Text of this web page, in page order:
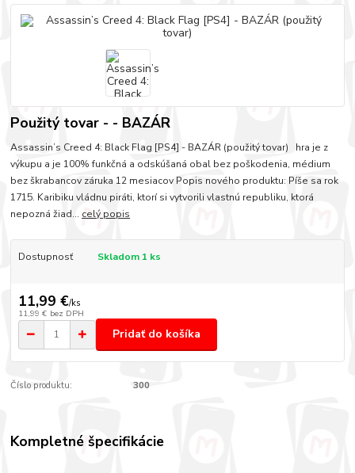
Použitý tovar - - BAZÁR
Assassin’s Creed 4: Black Flag [PS4] - BAZÁR (použitý tovar) hra je z
výkupu a je 100% funkčná a odskúšaná obal bez poškodenia, médium
bez škrabancov záruka 12 mesiacov Popis nového produktu: Píše sa rok
1715. Karibiku vládnu piráti, ktorí si vytvorili vlastnú republiku, ktorá
nepozná žiad... celý popis
Dostupnosť Skladom 1 ks
11,99 €/ks
11,99 € bez DPH
Pridať do košíka
Číslo produktu: 300
Kompletné špecifikácie